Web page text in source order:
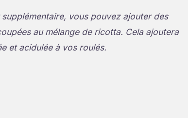
vous pouvez ajouter des
au mélange de ricotta. Cela ajoutera
et acidulée à vos roulés.